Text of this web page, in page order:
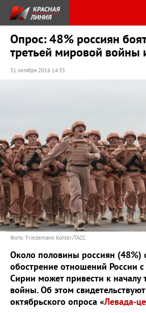
Опрос: 48% россиян
третьей мировой войны
31 октября 2016 14:35
Фото: Friedemann Kohler/ТАСС
Около половины россиян (48%)
обострение отношений России
Сирии может привести к началу
войны. Об этом
октябрьского опроса «Левада-